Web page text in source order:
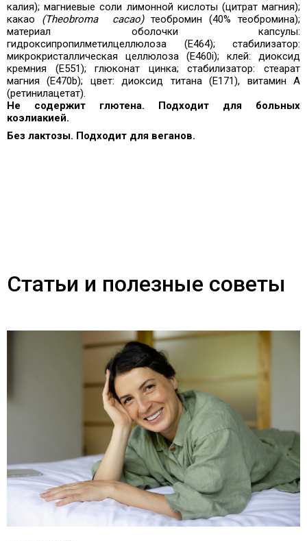
калия); магниевые соли лимонной кислоты (цитрат магния);
какао (Theobroma cacao)теобромин (40% теобромина);
материал оболочки капсулы:
гидроксипропилметилцеллюлоза (E464); стабилизатор:
микрокристаллическая целлюлоза (E460i); клей: диоксид
кремния (E551); глюконат цинка; стабилизатор: стеарат
магния (E470b); цвет: диоксид титана (E171), витамин A
(ретинилацетат).
Не содержит глютена. Подходит для больных
коэлиакией.
Без лактозы. Подходит для веганов.
Статьи и полезные советы